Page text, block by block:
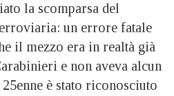
la scomparsa del
un errore fatale
il mezzo era in realtà già
e non aveva alcun
è stato riconosciuto